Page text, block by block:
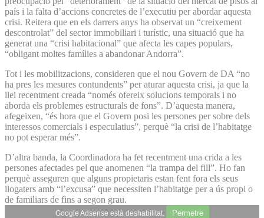
país i la falta d’accions concretes de l’executiu per abordar aquesta
crisi. Reitera que en els darrers anys ha observat un “creixement
descontrolat” del sector immobiliari i turístic, una situació que ha
generat una “crisi habitacional” que afecta les capes populars,
“obligant moltes famílies a abandonar Andorra”.
Tot i les mobilitzacions, consideren que el nou Govern de DA “no
ha pres les mesures contundents” per aturar aquesta crisi, ja que la
llei recentment creada “només ofereix solucions temporals i no
aborda els problemes estructurals de fons”. D’aquesta manera,
afegeixen, “és hora que el Govern posi les persones per sobre dels
interessos comercials i especulatius”, perquè “la crisi de l’habitatge
no pot esperar més”.
D’altra banda, la Coordinadora ha fet recentment una crida a les
persones afectades pel que anomenen “la trampa del fill”. Ho fan
perquè asseguren que alguns propietaris estan fent fora els seus
llogaters amb “l’excusa” que necessiten l’habitatge per a ús propi o
de familiars de fins a segon grau.
Google Adsense està deshabilitat. Permetre